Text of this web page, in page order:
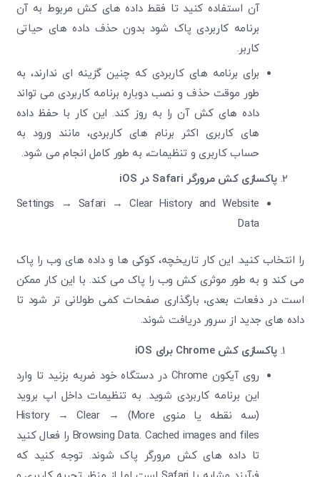
آن استفاده کنید تا فقط داده ‌های کش مربوط به آن
برنامه کاربردی پاک شود بدون حذف داده‌ های حیاتی
کاربر.
برای برنامه های کاربردی که چنین گزینه ‌ای ندارند، به
‌طور موقت حذف و نصب دوباره برنامه کاربردی می‌ تواند
داده‌ های کش آن را به‌ روز کند. این کار با حفظ داده‌
های کاربری اکثر برنام های کاربردی، مانند ورود به
حساب کاربری و تنظیمات، به‌ طور کامل انجام می ‌شود.
پاکسازی کش مرورگر Safari در iOS
Settings → Safari → Clear History and Website
Data
را انتخاب کنید. این کار تاریخچه، کوکی ‌ها و داده ‌های وب را پاک
می‌ کند و به‌ طور موثری کش وب را پاک می ‌کند. با این کار ممکن
است در دفعات بعدی، بارگذاری صفحات کمی طولانی ‌تر شود تا
داده‌ های جدید از سرور دریافت شوند.
پاکسازی کش Chrome برای iOS
روی آیکون Chrome در دستگاه خود ضربه بزنید تا وارد
این برنامه کاربردی شوید. به تنظیمات داخل اپ بروید
(سه نقطه یا منوی More) → History → Clear
Browsing Data. Cached images and files را فعال کنید
تا داده‌ های کش مرورگر پاک شوند. توجه کنید که